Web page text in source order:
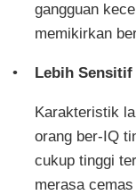
gangguan
memikirkan
Lebih
Karakteristik
orang ber-IQ
cukup tinggi
merasa